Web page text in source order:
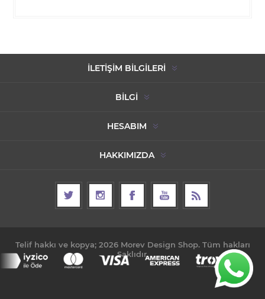
İLETIŞIM BILGILERI
BILGI
HESABIM
HAKKIMIZDA
Telif hakkı ve kopya; 2026 Morev Design Shop. Tüm hakları
Saklıdır.